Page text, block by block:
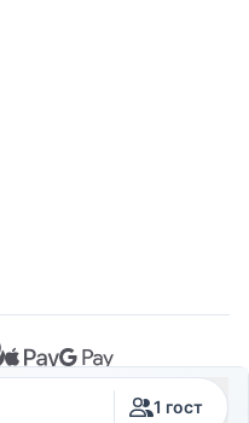
1 гост
© 2026 Crovillas GmbH